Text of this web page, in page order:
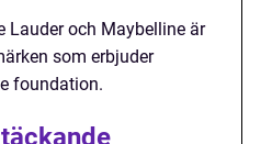
Lauder och Maybelline är
som erbjuder
foundation.